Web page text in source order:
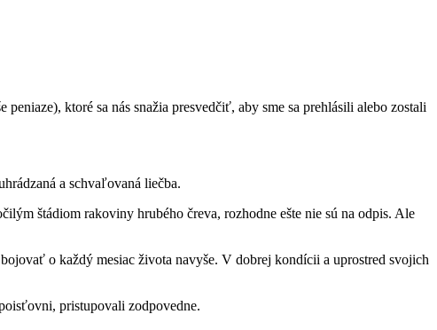
ktoré sa nás snažia presvedčiť, aby sme sa prehlásili alebo zostali
a schvaľovaná liečba.
štádiom rakoviny hrubého čreva, rozhodne ešte nie sú na odpis. Ale
o každý mesiac života navyše. V dobrej kondícii a uprostred svojich
pristupovali zodpovedne.